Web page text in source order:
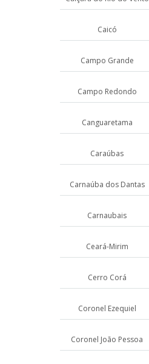
Caicó
Campo Grande
Campo Redondo
Canguaretama
Caraúbas
Carnaúba dos Dantas
Carnaubais
Ceará-Mirim
Cerro Corá
Coronel Ezequiel
Coronel João Pessoa